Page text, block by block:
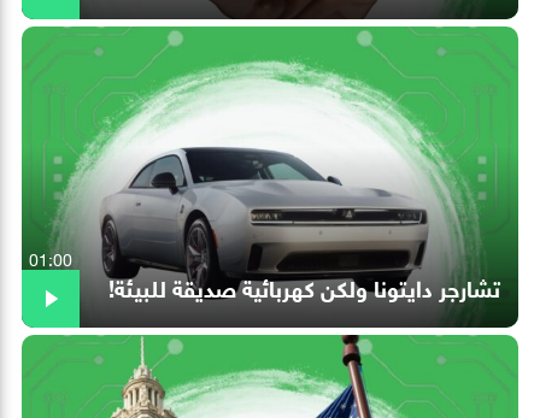
تشارجر دايتونا ولكن كهربائية صديقة للبيئة!
01:00